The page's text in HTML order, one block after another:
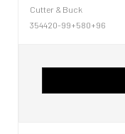
Cutter & Buck
354420-99+580+96